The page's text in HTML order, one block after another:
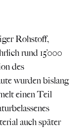
Rohstoff,
rund 15’000
des
wurden bislang
einen Teil
auch später